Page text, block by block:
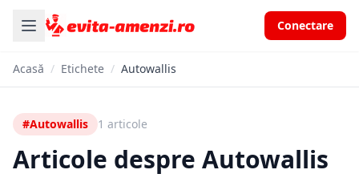
Conectare
Acasă / Etichete / Autowallis
#Autowallis 1 articole
Articole despre Autowallis